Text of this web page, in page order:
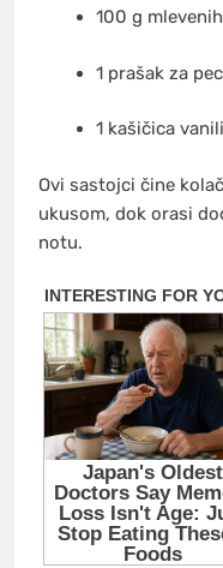
100 g
1 prašak za
1 kašičica
Ovi sastojci čine
ukusom, dok orasi
notu.